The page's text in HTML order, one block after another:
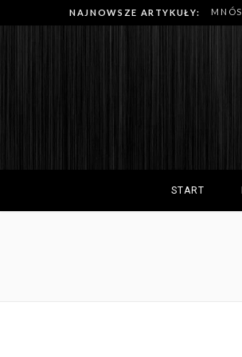
NAJNOWSZE ARTYKUŁY:
START